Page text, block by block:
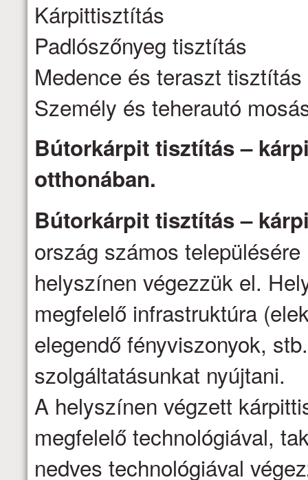
Kárpittisztítás
Padlószőnyeg tisztítás
Medence és teraszt tisztítás
Személy és teherautó
Bútorkárpit tisztítás –
otthonában.
Bútorkárpit tisztítás –
ország számos
helyszínen végezzük el.
megfelelő infrastruktúra
elegendő fényviszonyok,
szolgáltatásunkat nyújtani.
A helyszínen végzett
megfelelő technológiával,
nedves technológiával